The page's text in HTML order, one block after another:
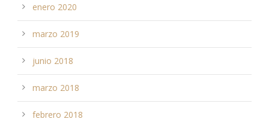
enero 2020
marzo 2019
junio 2018
marzo 2018
febrero 2018